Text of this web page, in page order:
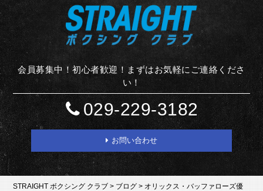
お知らせ
STAFF BLOG
サイトマップ
会員募集中！初心者歓迎！まずはお気軽にご連絡くださ
い！
029-229-3182
お問い合わせ
STRAIGHT ボクシング クラブ > ブログ > オリックス・バッファローズ優